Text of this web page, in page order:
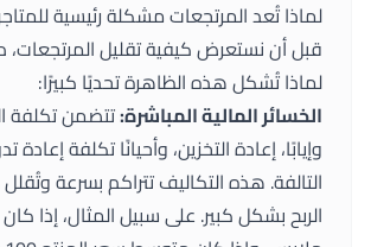
لماذا تُعد المرتجعات مشكلة رئيسية للمتاجر
قبل أن نستعرض كيفية تقليل المرتجعات،
لماذا تُشكل هذه الظاهرة تحديًا كبيرًا:
الخسائر المالية المباشرة:تتضمن تكلفة
وإيابًا، إعادة التخزين، وأحيانًا تكلفة إعادة
التالفة. هذه التكاليف تتراكم بسرعة
الربح بشكل كبير. على سبيل المثال، إذا